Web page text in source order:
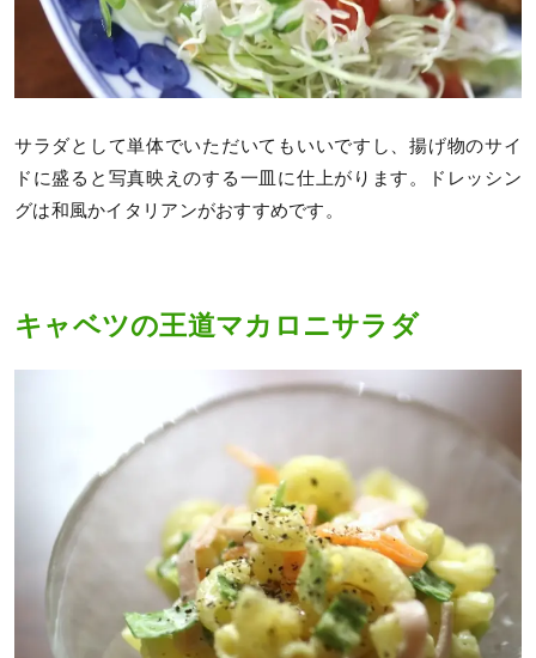
サラダとして単体でいただいてもいいですし、揚げ物のサイ
ドに盛ると写真映えのする一皿に仕上がります。ドレッシン
グは和風かイタリアンがおすすめです。
キャベツの王道マカロニサラダ